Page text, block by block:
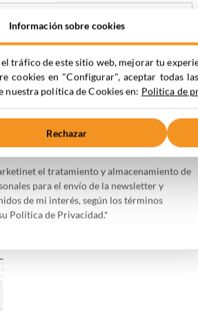
correspondiente casilla de
de Privacidad
el tratamiento y almacenamiento de
para el envío de la newsletter y
de mi interés, según los términos
Política de Privacidad.*
Información sobre cookies
tráfico de este sitio web, mejorar tu
cookies en "Configurar", aceptar todas
nuestra política de Cookies en: Politica de
Rechazar